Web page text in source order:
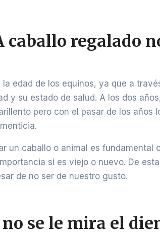
regalado
edad de los equinos, ya que a
y su estado de salud. A los dos
pero con el pasar de los años
un caballo o animal es fundamental
si es viejo o nuevo. De
de no ser de nuestro gusto.
se le mira el